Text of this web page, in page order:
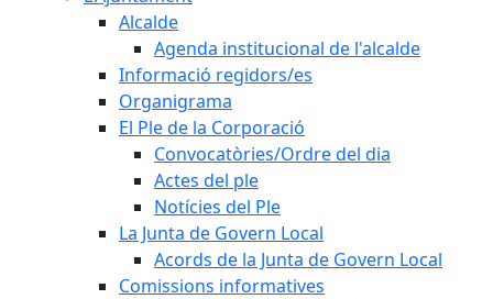
Alcalde
Agenda institucional de l'alcalde
Informació regidors/es
Organigrama
El Ple de la Corporació
Convocatòries/Ordre del dia
Actes del ple
Notícies del Ple
La Junta de Govern Local
Acords de la Junta de Govern Local
Comissions informatives